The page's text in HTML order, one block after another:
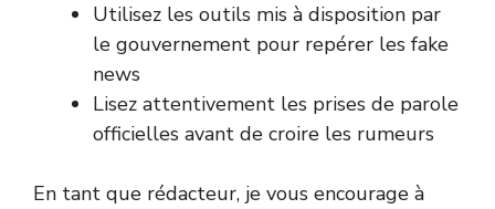
Utilisez les outils mis à disposition par
le gouvernement pour repérer les fake
news
Lisez attentivement les prises de parole
officielles avant de croire les rumeurs
En tant que rédacteur, je vous encourage à